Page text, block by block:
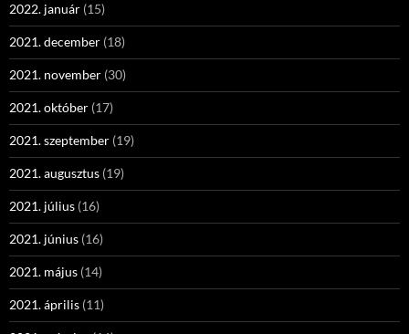
2022. január (15)
2021. december (18)
2021. november (30)
2021. október (17)
2021. szeptember (19)
2021. augusztus (19)
2021. július (16)
2021. június (16)
2021. május (14)
2021. április (11)